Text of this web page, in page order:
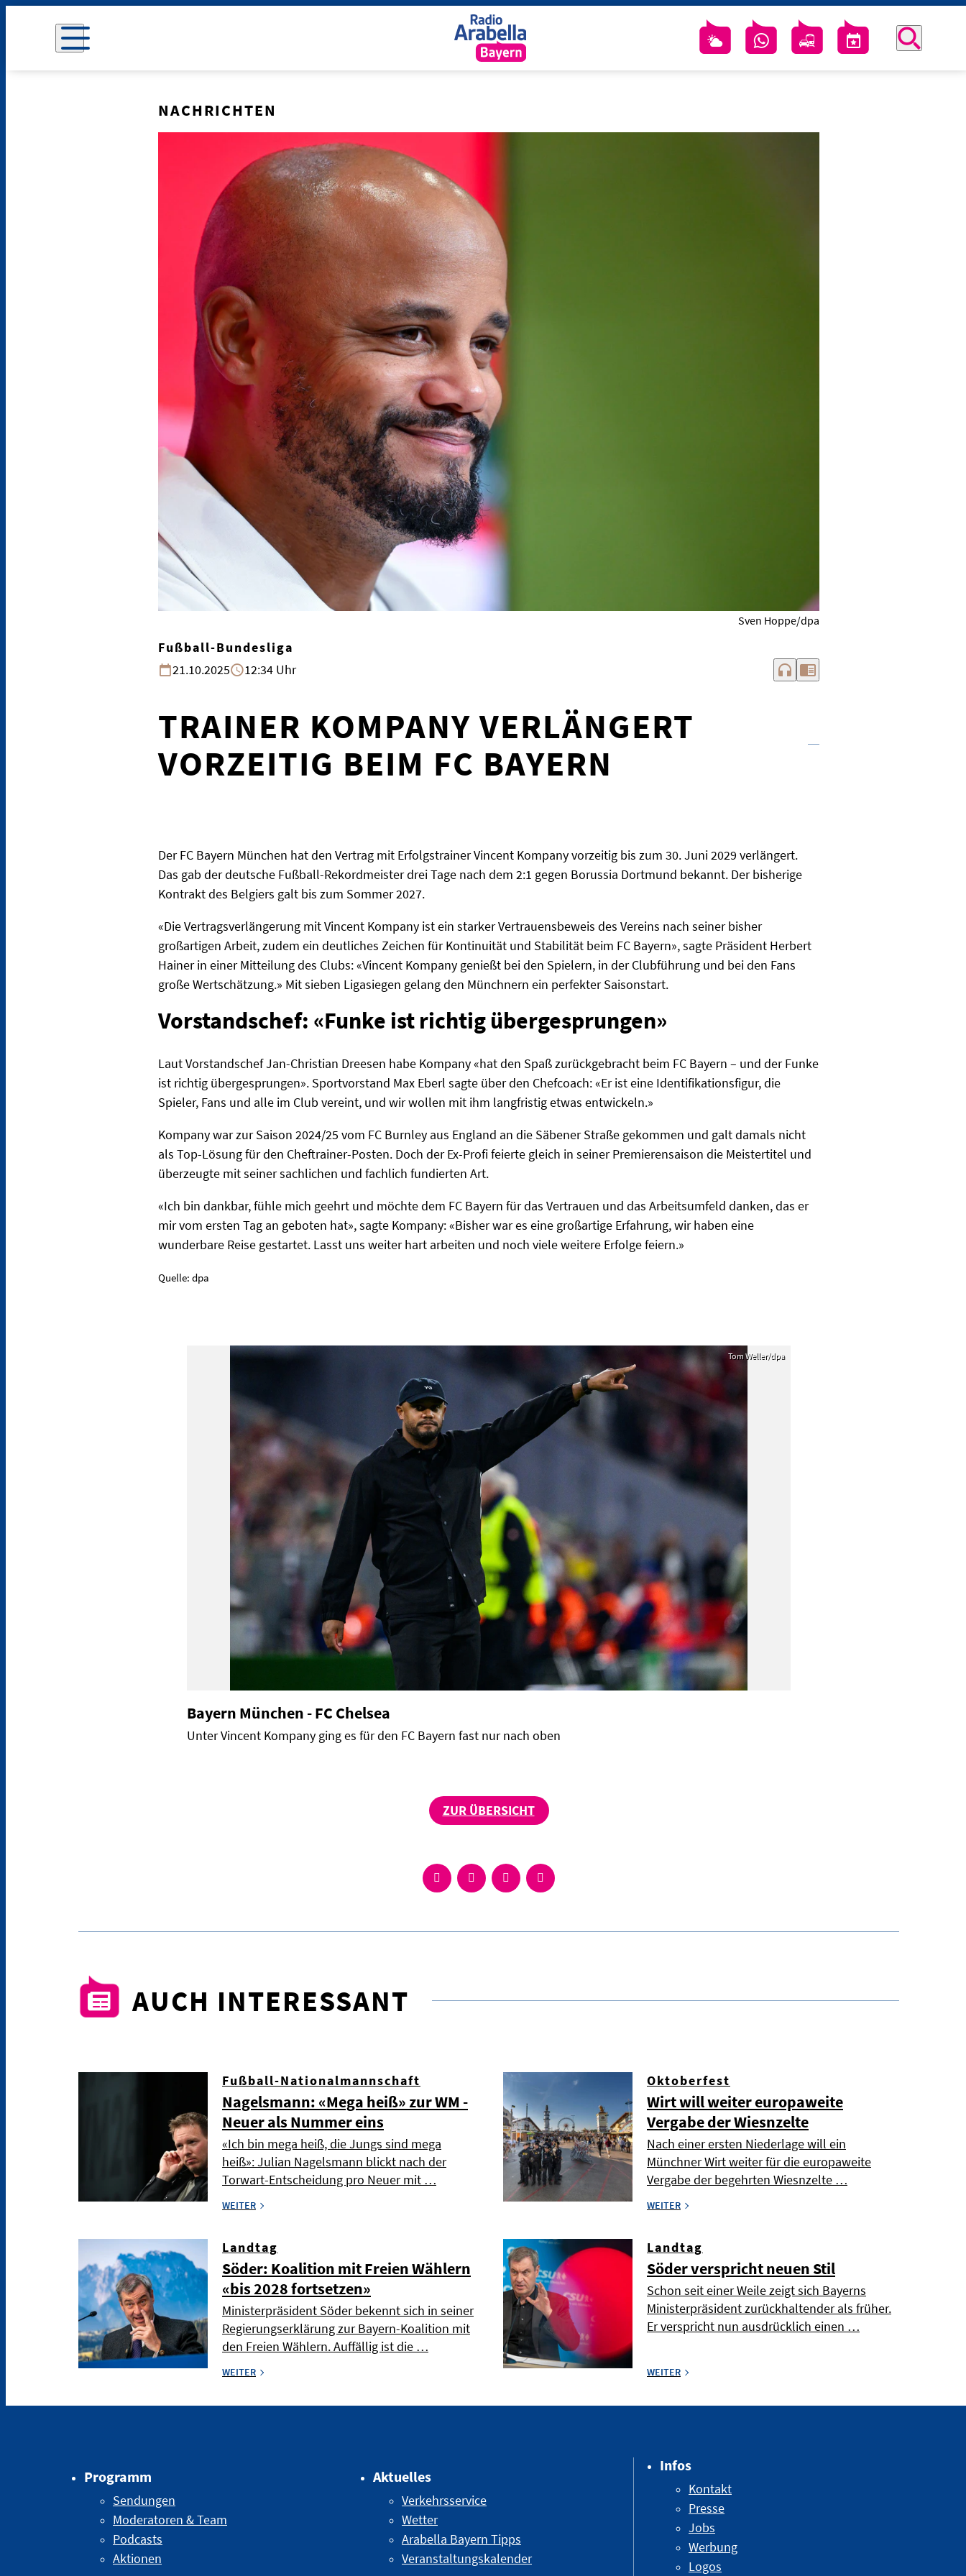
NACHRICHTEN
Sven Hoppe/dpa
Fußball-Bundesliga
21.10.2025
12:34 Uhr headphones chrome_reader_mode
TRAINER KOMPANY VERLÄNGERT
VORZEITIG BEIM FC BAYERN
Der FC Bayern München hat den Vertrag mit Erfolgstrainer Vincent Kompany vorzeitig bis zum 30. Juni 2029 verlängert.
Das gab der deutsche Fußball-Rekordmeister drei Tage nach dem 2:1 gegen Borussia Dortmund bekannt. Der bisherige
Kontrakt des Belgiers galt bis zum Sommer 2027.
«Die Vertragsverlängerung mit Vincent Kompany ist ein starker Vertrauensbeweis des Vereins nach seiner bisher
großartigen Arbeit, zudem ein deutliches Zeichen für Kontinuität und Stabilität beim FC Bayern», sagte Präsident Herbert
Hainer in einer Mitteilung des Clubs: «Vincent Kompany genießt bei den Spielern, in der Clubführung und bei den Fans
große Wertschätzung.» Mit sieben Ligasiegen gelang den Münchnern ein perfekter Saisonstart.
Vorstandschef: «Funke ist richtig übergesprungen»
Laut Vorstandschef Jan-Christian Dreesen habe Kompany «hat den Spaß zurückgebracht beim FC Bayern – und der Funke
ist richtig übergesprungen». Sportvorstand Max Eberl sagte über den Chefcoach: «Er ist eine Identifikationsfigur, die
Spieler, Fans und alle im Club vereint, und wir wollen mit ihm langfristig etwas entwickeln.»
Kompany war zur Saison 2024/25 vom FC Burnley aus England an die Säbener Straße gekommen und galt damals nicht
als Top-Lösung für den Cheftrainer-Posten. Doch der Ex-Profi feierte gleich in seiner Premierensaison die Meistertitel und
überzeugte mit seiner sachlichen und fachlich fundierten Art.
«Ich bin dankbar, fühle mich geehrt und möchte dem FC Bayern für das Vertrauen und das Arbeitsumfeld danken, das er
mir vom ersten Tag an geboten hat», sagte Kompany: «Bisher war es eine großartige Erfahrung, wir haben eine
wunderbare Reise gestartet. Lasst uns weiter hart arbeiten und noch viele weitere Erfolge feiern.»
Quelle: dpa
Tom Weller/dpa
Bayern München - FC Chelsea
Unter Vincent Kompany ging es für den FC Bayern fast nur nach oben
ZUR ÜBERSICHT
AUCH INTERESSANT
Fußball-Nationalmannschaft
Nagelsmann: «Mega heiß» zur WM -
Neuer als Nummer eins
«Ich bin mega heiß, die Jungs sind mega
heiß»: Julian Nagelsmann blickt nach der
Torwart-Entscheidung pro Neuer mit …
WEITER
Oktoberfest
Wirt will weiter europaweite
Vergabe der Wiesnzelte
Nach einer ersten Niederlage will ein
Münchner Wirt weiter für die europaweite
Vergabe der begehrten Wiesnzelte …
WEITER
Landtag
Söder: Koalition mit Freien Wählern
«bis 2028 fortsetzen»
Ministerpräsident Söder bekennt sich in seiner
Regierungserklärung zur Bayern-Koalition mit
den Freien Wählern. Auffällig ist die …
WEITER
Landtag
Söder verspricht neuen Stil
Schon seit einer Weile zeigt sich Bayerns
Ministerpräsident zurückhaltender als früher.
Er verspricht nun ausdrücklich einen …
WEITER
Programm
Sendungen
Moderatoren & Team
Podcasts
Aktionen
Aktuelles
Verkehrsservice
Wetter
Arabella Bayern Tipps
Veranstaltungskalender
Infos
Kontakt
Presse
Jobs
Werbung
Logos